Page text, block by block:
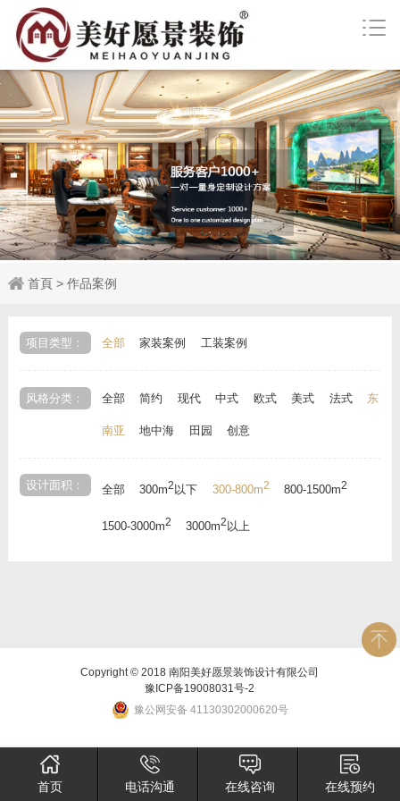
首頁> 作品案例
项目类型： 全部 家装案例 工装案例
风格分类： 全部 简约 现代 中式 欧式 美式 法式 东
南亚 地中海 田园 创意
设计面积： 全部 300m2 以下 300-800m2 800-1500m2
1500-3000m2 3000m2 以上
Copyright © 2018 南阳美好愿景装饰设计有限公司
豫ICP备19008031号-2
豫公网安备 41130302000620号
首页 电话沟通 在线咨询 在线预约
×